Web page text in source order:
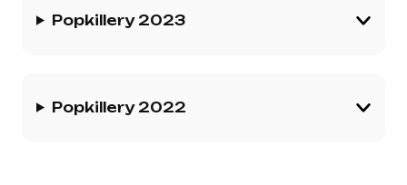
Popkillery 2023
Popkillery 2022